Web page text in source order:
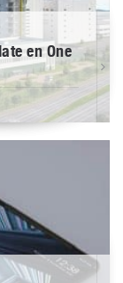
en One